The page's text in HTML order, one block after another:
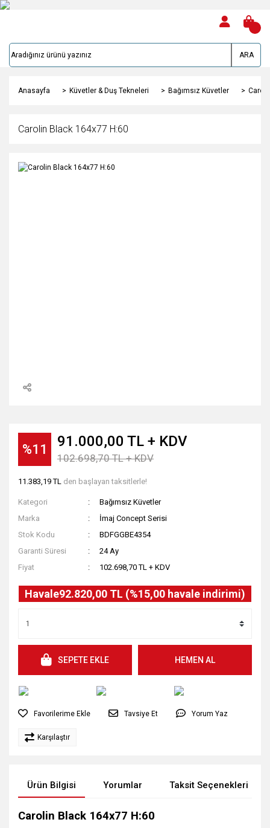
ARA
Anasayfa Küvetler & Duş Tekneleri Bağımsız Küvetler
Carolin Black 164x77 H:60
%11 91.000,00 TL + KDV
102.698,70 TL + KDV
11.383,19 TL den başlayan taksitlerle!
Kategori
Bağımsız Küvetler
Marka
İmaj Concept Serisi
Stok Kodu
BDFGGBE4354
Garanti Süresi
24 Ay
Fiyat
102.698,70 TL + KDV
Havale92.820,00 TL (%15,00 havale indirimi)
SEPETE EKLE HEMEN AL
Tavsiye Et Yorum Yaz
Karşılaştır
Ürün Bilgisi Yorumlar Taksit Seçenekleri
Carolin Black 164x77 H:60